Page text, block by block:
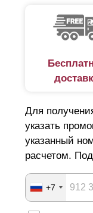
Для
указать
указанный
расчетом.
+7